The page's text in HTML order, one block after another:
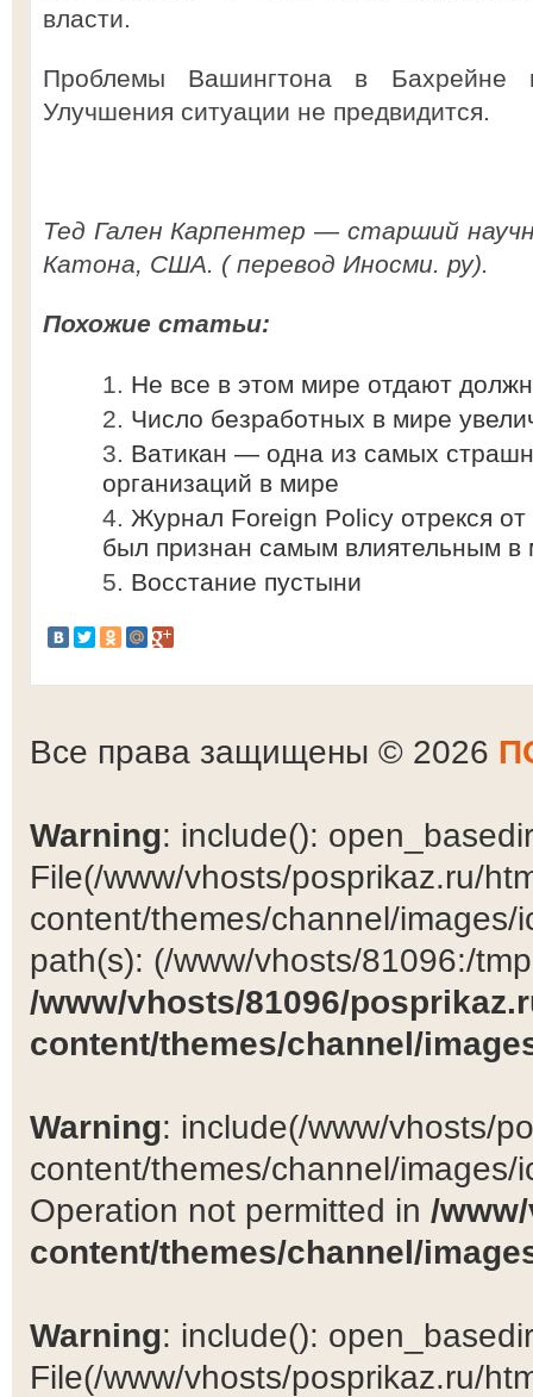
власти.
Проблемы Вашингтона в Бахрейне
Улучшения ситуации не предвидится.
Тед Гален Карпентер — старший
Катона, США. ( перевод Иносми. ру).
Похожие статьи:
Не все в этом мире отдают
Число безработных в мире
Ватикан — одна из самых
организаций в мире
Журнал Foreign Policy отрекся
был признан самым влиятельным в
Восстание пустыни
Все права защищены © 2026
Warning: include():
File(/www/vhosts/posprikaz.ru/
content/themes/channel/
path(s): (/www/vhosts/81096:/
/www/vhosts/81096/
content/themes/channel/
Warning: include(/www/vhosts/
content/themes/channel/
Operation not permitted in /
content/themes/channel/
Warning: include():
File(/www/vhosts/posprikaz.ru/